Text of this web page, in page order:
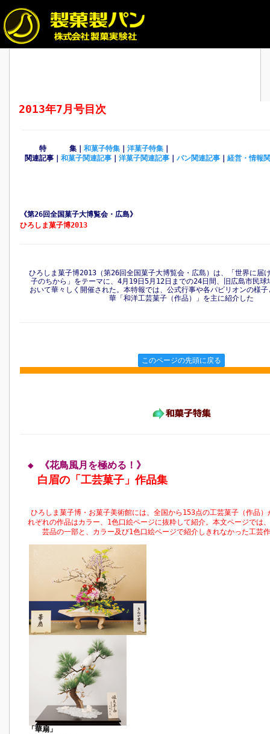
2013年7月号目次
特 集｜ 和菓子特集｜ 洋菓子特集｜
関連記事｜ 和菓子関連記事｜ 洋菓子関連記事｜ パン関連記事｜ 経営・情報
《第26回全国菓子大博覧会・広島》
ひろしま菓子博2013
ひろしま菓子博2013（第26回全国菓子大博覧会・広島）は、「世界に届
子のちから」をテーマに、4月19日5月12日までの24日間、旧広島市民球
おいて華々しく開催された。本特報では、公式行事や各パビリオンの様
華「和洋工芸菓子（作品）」を主に紹介した
このページの先頭に戻る
◆ 《花鳥風月を極める！》
白眉の「工芸菓子」作品集
ひろしま菓子博・お菓子美術館には、全国から153点の工芸菓子（作品
れぞれの作品はカラー、1色口絵ページに抜粋して紹介。本文ページでは
芸品の一部と、カラー及び1色口絵ページで紹介しきれなかった工芸
「華扇」